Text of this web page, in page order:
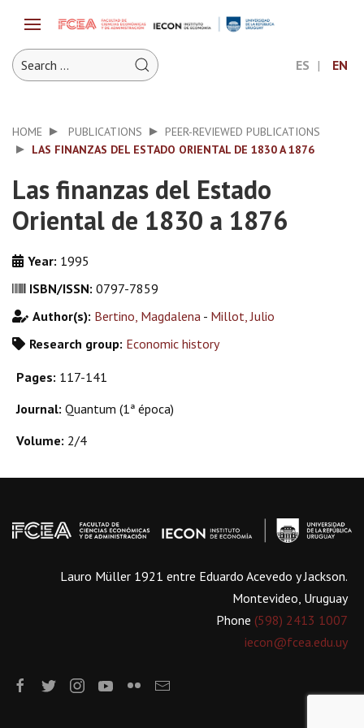
ES EN
HOME PUBLICATIONS
PEER-REVIEWED PUBLICATIONS
LAS FINANZAS DEL ESTADO ORIENTAL DE 1830 A 1876
Las finanzas del Estado
Oriental de 1830 a 1876
Year: 1995
ISBN/ISSN: 0797-7859
Author(s): Bertino, Magdalena - Millot, Julio
Research group: Economic history
Pages: 117-141
Journal: Quantum (1ª época)
Volume: 2/4
Lauro Müller 1921 entre Eduardo Acevedo y Jackson.
Montevideo, Uruguay
Phone (598) 2413 1007
iecon@fcea.edu.uy